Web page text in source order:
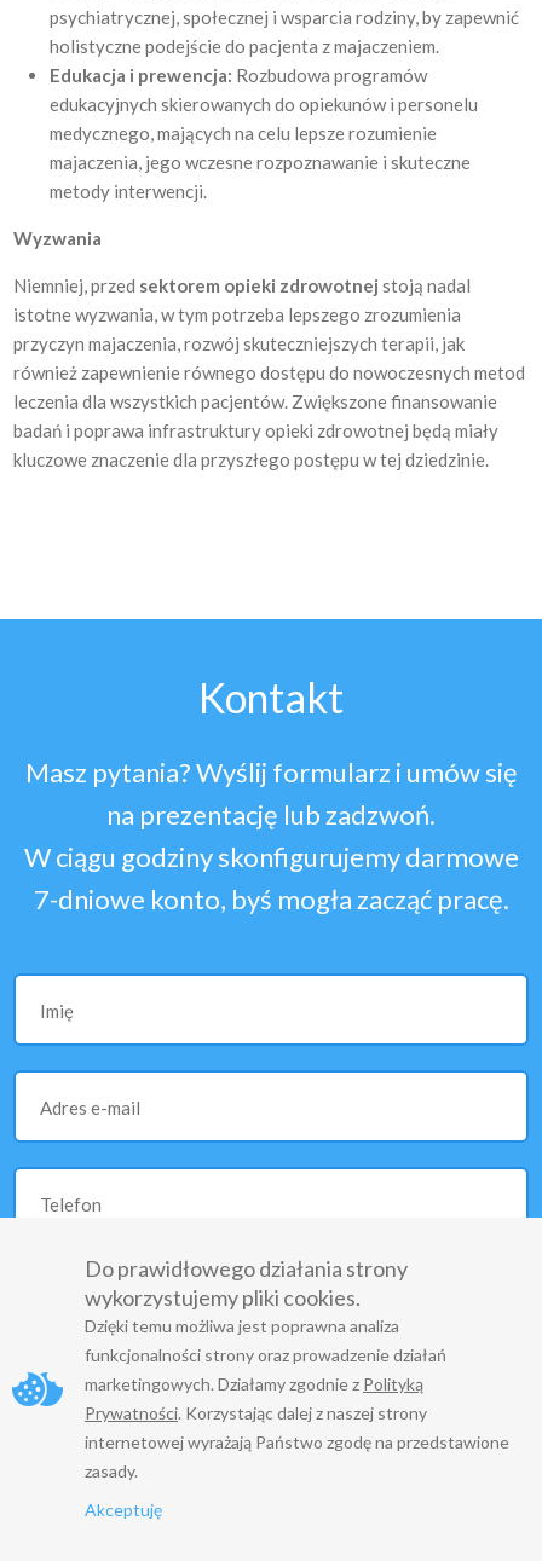
psychiatrycznej, społecznej i wsparcia rodziny, by zapewnić
holistyczne podejście do pacjenta z majaczeniem.
Edukacja i prewencja: Rozbudowa programów
edukacyjnych skierowanych do opiekunów i personelu
medycznego, mających na celu lepsze rozumienie
majaczenia, jego wczesne rozpoznawanie i skuteczne
metody interwencji.
Wyzwania
Niemniej, przed sektorem opieki zdrowotnej stoją nadal
istotne wyzwania, w tym potrzeba lepszego zrozumienia
przyczyn majaczenia, rozwój skuteczniejszych terapii, jak
również zapewnienie równego dostępu do nowoczesnych metod
leczenia dla wszystkich pacjentów. Zwiększone finansowanie
badań i poprawa infrastruktury opieki zdrowotnej będą miały
kluczowe znaczenie dla przyszłego postępu w tej dziedzinie.
Kontakt
Masz pytania? Wyślij formularz i umów się
na prezentację lub zadzwoń.
W ciągu godziny skonfigurujemy darmowe
7-dniowe konto, byś mogła zacząć pracę.
Imię
Adres e-mail
Telefon
Treść wiadomości
Do prawidłowego działania strony
wykorzystujemy pliki cookies.
Dzięki temu możliwa jest poprawna analiza
funkcjonalności strony oraz prowadzenie działań
marketingowych. Działamy zgodnie z Polityką
Prywatności. Korzystając dalej z naszej strony
internetowej wyrażają Państwo zgodę na przedstawione
zasady.
Akceptuję